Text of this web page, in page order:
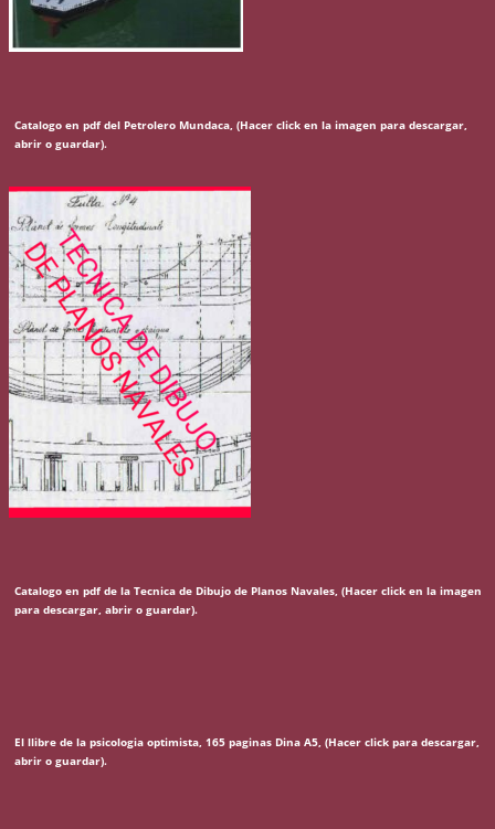
Catalogo en pdf del Petrolero Mundaca, (Hacer click en la imagen para descargar,
abrir o guardar).
Catalogo en pdf de la Tecnica de Dibujo de Planos Navales, (Hacer click en la imagen
para descargar, abrir o guardar).
El llibre de la psicologia optimista, 165 paginas Dina A5, (Hacer click para descargar,
abrir o guardar).